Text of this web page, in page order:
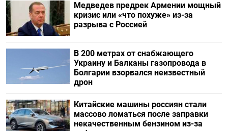
Медведев предрек Армении мощный
кризис или «что похуже» из-за
разрыва с Россией
В 200 метрах от снабжающего
Украину и Балканы газопровода в
Болгарии взорвался неизвестный
дрон
Китайские машины россиян стали
массово ломаться после заправки
некачественным бензином из-за